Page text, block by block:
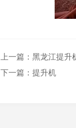
上一篇：黑龙江提升
下一篇：提升机